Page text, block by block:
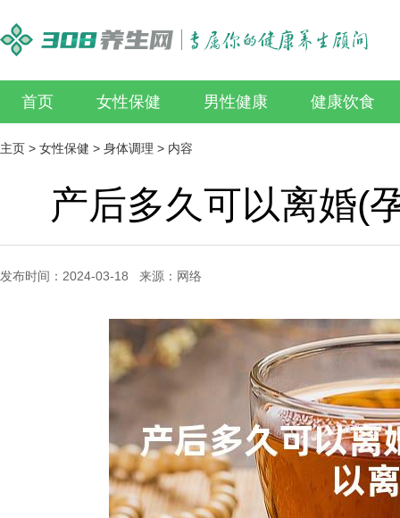
首页 女性保健 男性健康 健康饮食
主页 > 女性保健 > 身体调理 > 内容
产后多久可以离婚(
发布时间：2024-03-18 来源：网络